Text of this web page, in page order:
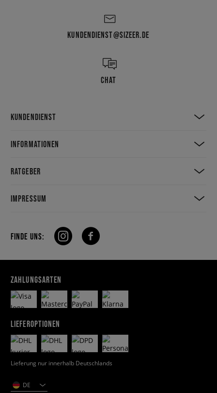
KUNDENDIENST@SIZEER.DE
CHAT
KUNDENDIENST
INFORMATIONEN
RATGEBER
IMPRESSUM
FINDE UNS:
ZAHLUNGSARTEN
LIEFEROPTIONEN
Lieferung nur innerhalb Deutschlands
DE